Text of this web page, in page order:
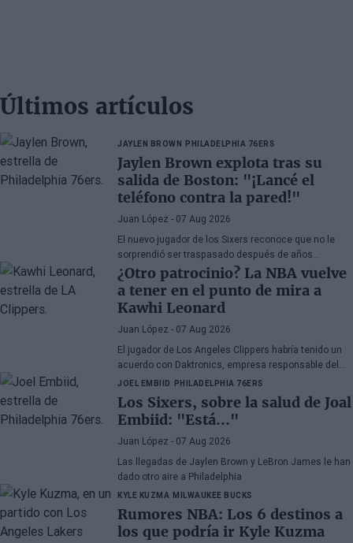
Últimos artículos
JAYLEN BROWN PHILADELPHIA 76ERS
Jaylen Brown explota tras su
salida de Boston: "¡Lancé el
teléfono contra la pared!"
Juan López - 07 Aug 2026
El nuevo jugador de los Sixers reconoce que no le
sorprendió ser traspasado después de años
apareciendo en rumores, aunque admite su
decepción por la manera en la que los Celtics
gestionaron la situación.
¿Otro patrocinio? La NBA vuelve
a tener en el punto de mira a
Kawhi Leonard
Juan López - 07 Aug 2026
El jugador de Los Angeles Clippers habría tenido un
acuerdo con Daktronics, empresa responsable del
videomarcador del Intuit Dome
JOEL EMBIID PHILADELPHIA 76ERS
Los Sixers, sobre la salud de Joal
Embiid: "Está..."
Juan López - 07 Aug 2026
Las llegadas de Jaylen Brown y LeBron James le han
dado otro aire a Philadelphia
KYLE KUZMA MILWAUKEE BUCKS
Rumores NBA: Los 6 destinos a
los que podría ir Kyle Kuzma